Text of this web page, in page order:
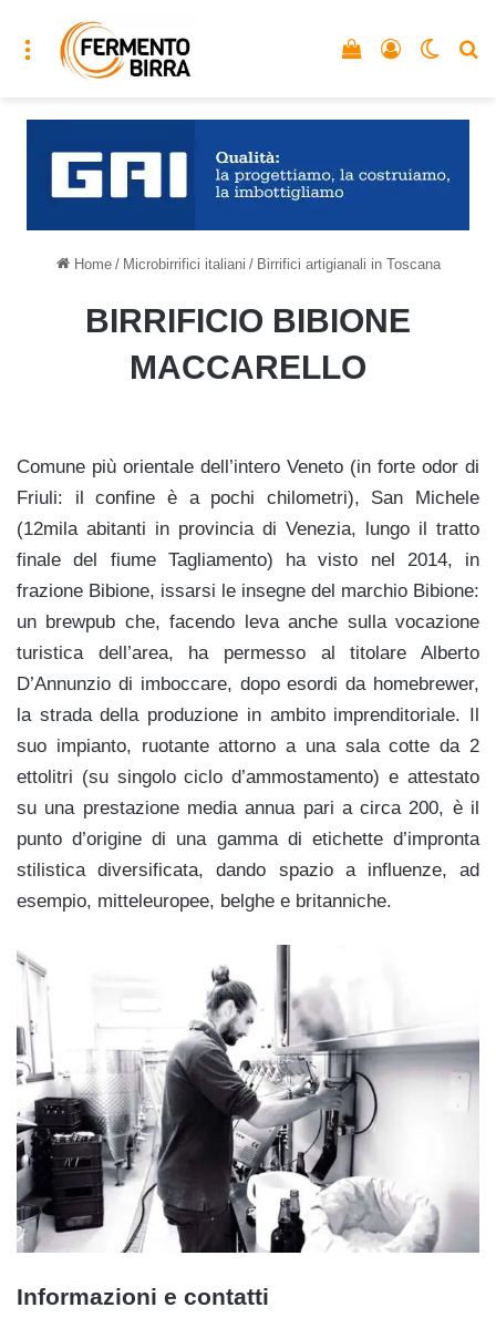
Menu Accedi
Vedi il carrello
Home / Microbirrifici italiani / Birrifici artigianali in Toscana
BIRRIFICIO BIBIONE
MACCARELLO
Comune più orientale dell’intero Veneto (in forte odor di
Friuli: il confine è a pochi chilometri), San Michele
(12mila abitanti in provincia di Venezia, lungo il tratto
finale del fiume Tagliamento) ha visto nel 2014, in
frazione Bibione, issarsi le insegne del marchio Bibione:
un brewpub che, facendo leva anche sulla vocazione
turistica dell’area, ha permesso al titolare Alberto
D’Annunzio di imboccare, dopo esordi da homebrewer,
la strada della produzione in ambito imprenditoriale. Il
suo impianto, ruotante attorno a una sala cotte da 2
ettolitri (su singolo ciclo d’ammostamento) e attestato
su una prestazione media annua pari a circa 200, è il
punto d’origine di una gamma di etichette d’impronta
stilistica diversificata, dando spazio a influenze, ad
esempio, mitteleuropee, belghe e britanniche.
Informazioni e contatti